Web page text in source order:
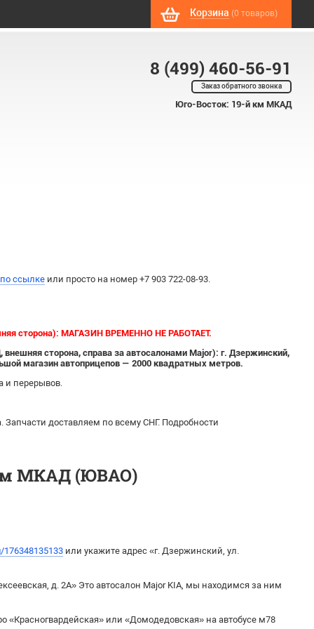
Корзина (0 товаров)
8 (499) 460-56-91
Заказ обратного звонка
Юго-Восток: 19-й км МКАД
ссылке или просто на номер +7 903 722-08-93.
сторона): МАГАЗИН ВРЕМЕННО НЕ РАБОТАЕТ.
сторона, справа за автосалонами Major): г. Дзержинский,
магазин автоприцепов — 2000 квадратных метров.
и перерывов.
доставляем по всему СНГ. Подробности
МКАД (ЮВАО)
176348135133 или укажите адрес «г. Дзержинский, ул.
д. 2А» Это автосалон Major KIA, мы находимся за ним
или «Домодедовская» на автобусе м78